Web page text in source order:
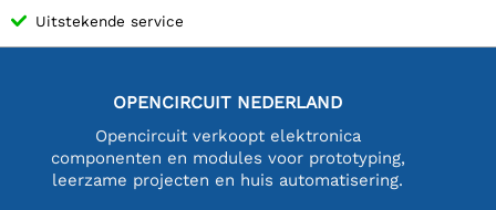
Uitstekende service
OPENCIRCUIT NEDERLAND
Opencircuit verkoopt elektronica
componenten en modules voor prototyping,
leerzame projecten en huis automatisering.